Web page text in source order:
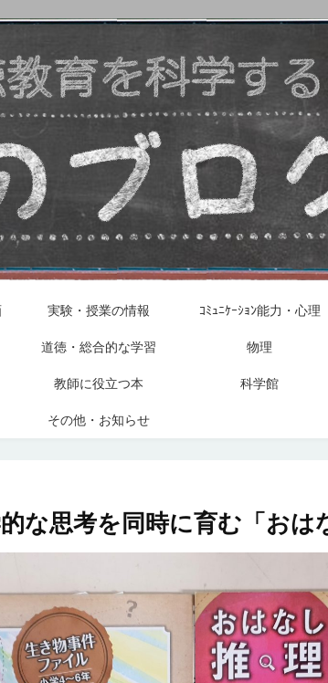
実験・授業の情報 ｺﾐｭﾆｹｰｼｮﾝ能力・心理
道徳・総合的な学習 物理
教師に役立つ本 科学館
その他・お知らせ
な思考を同時に育む「おは